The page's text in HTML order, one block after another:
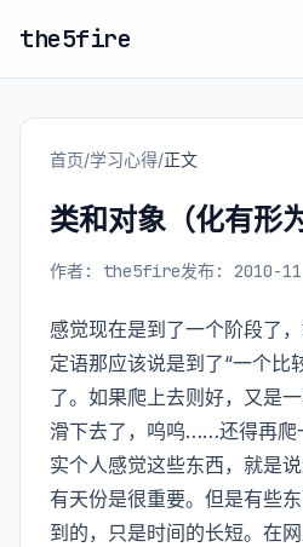
the5fire
首页/学习心得/正文
类和对象（化有形
作者: the5fire发布: 2010-
感觉现在是到了一个阶段了
定语那应该说是到了“一个比
了。如果爬上去则好，又是
滑下去了，呜呜……还得再爬
实个人感觉这些东西，就是
有天份是很重要。但是有些
到的，只是时间的长短。在